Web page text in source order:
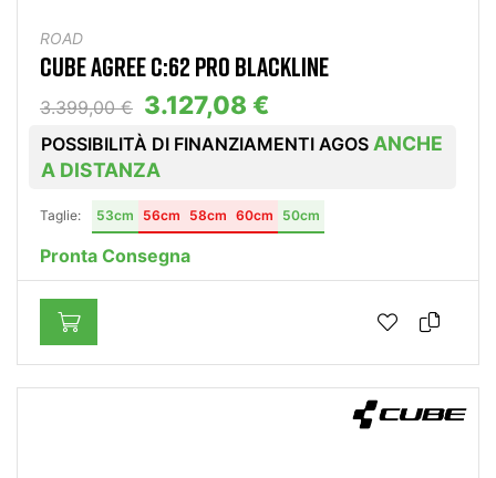
ROAD
CUBE AGREE C:62 PRO BLACKLINE
3.399,00 € 3.127,08 €
POSSIBILITÀ DI FINANZIAMENTI AGOS ANCHE
A DISTANZA
Taglie: 53cm 56cm 58cm 60cm 50cm
Pronta Consegna